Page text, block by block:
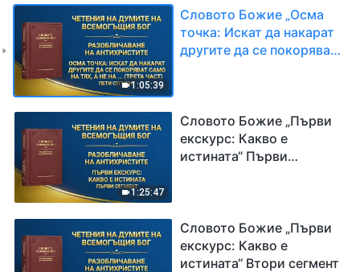
1:05:39
Словото Божие „Осма
точка: Искат да накарат
другите да се покоряват
сегмент
1:25:47
Словото Божие „Първи
екскурс: Какво е
истината“ Първи
Словото Божие „Първи
екскурс: Какво е
истината“ Втори сегмент